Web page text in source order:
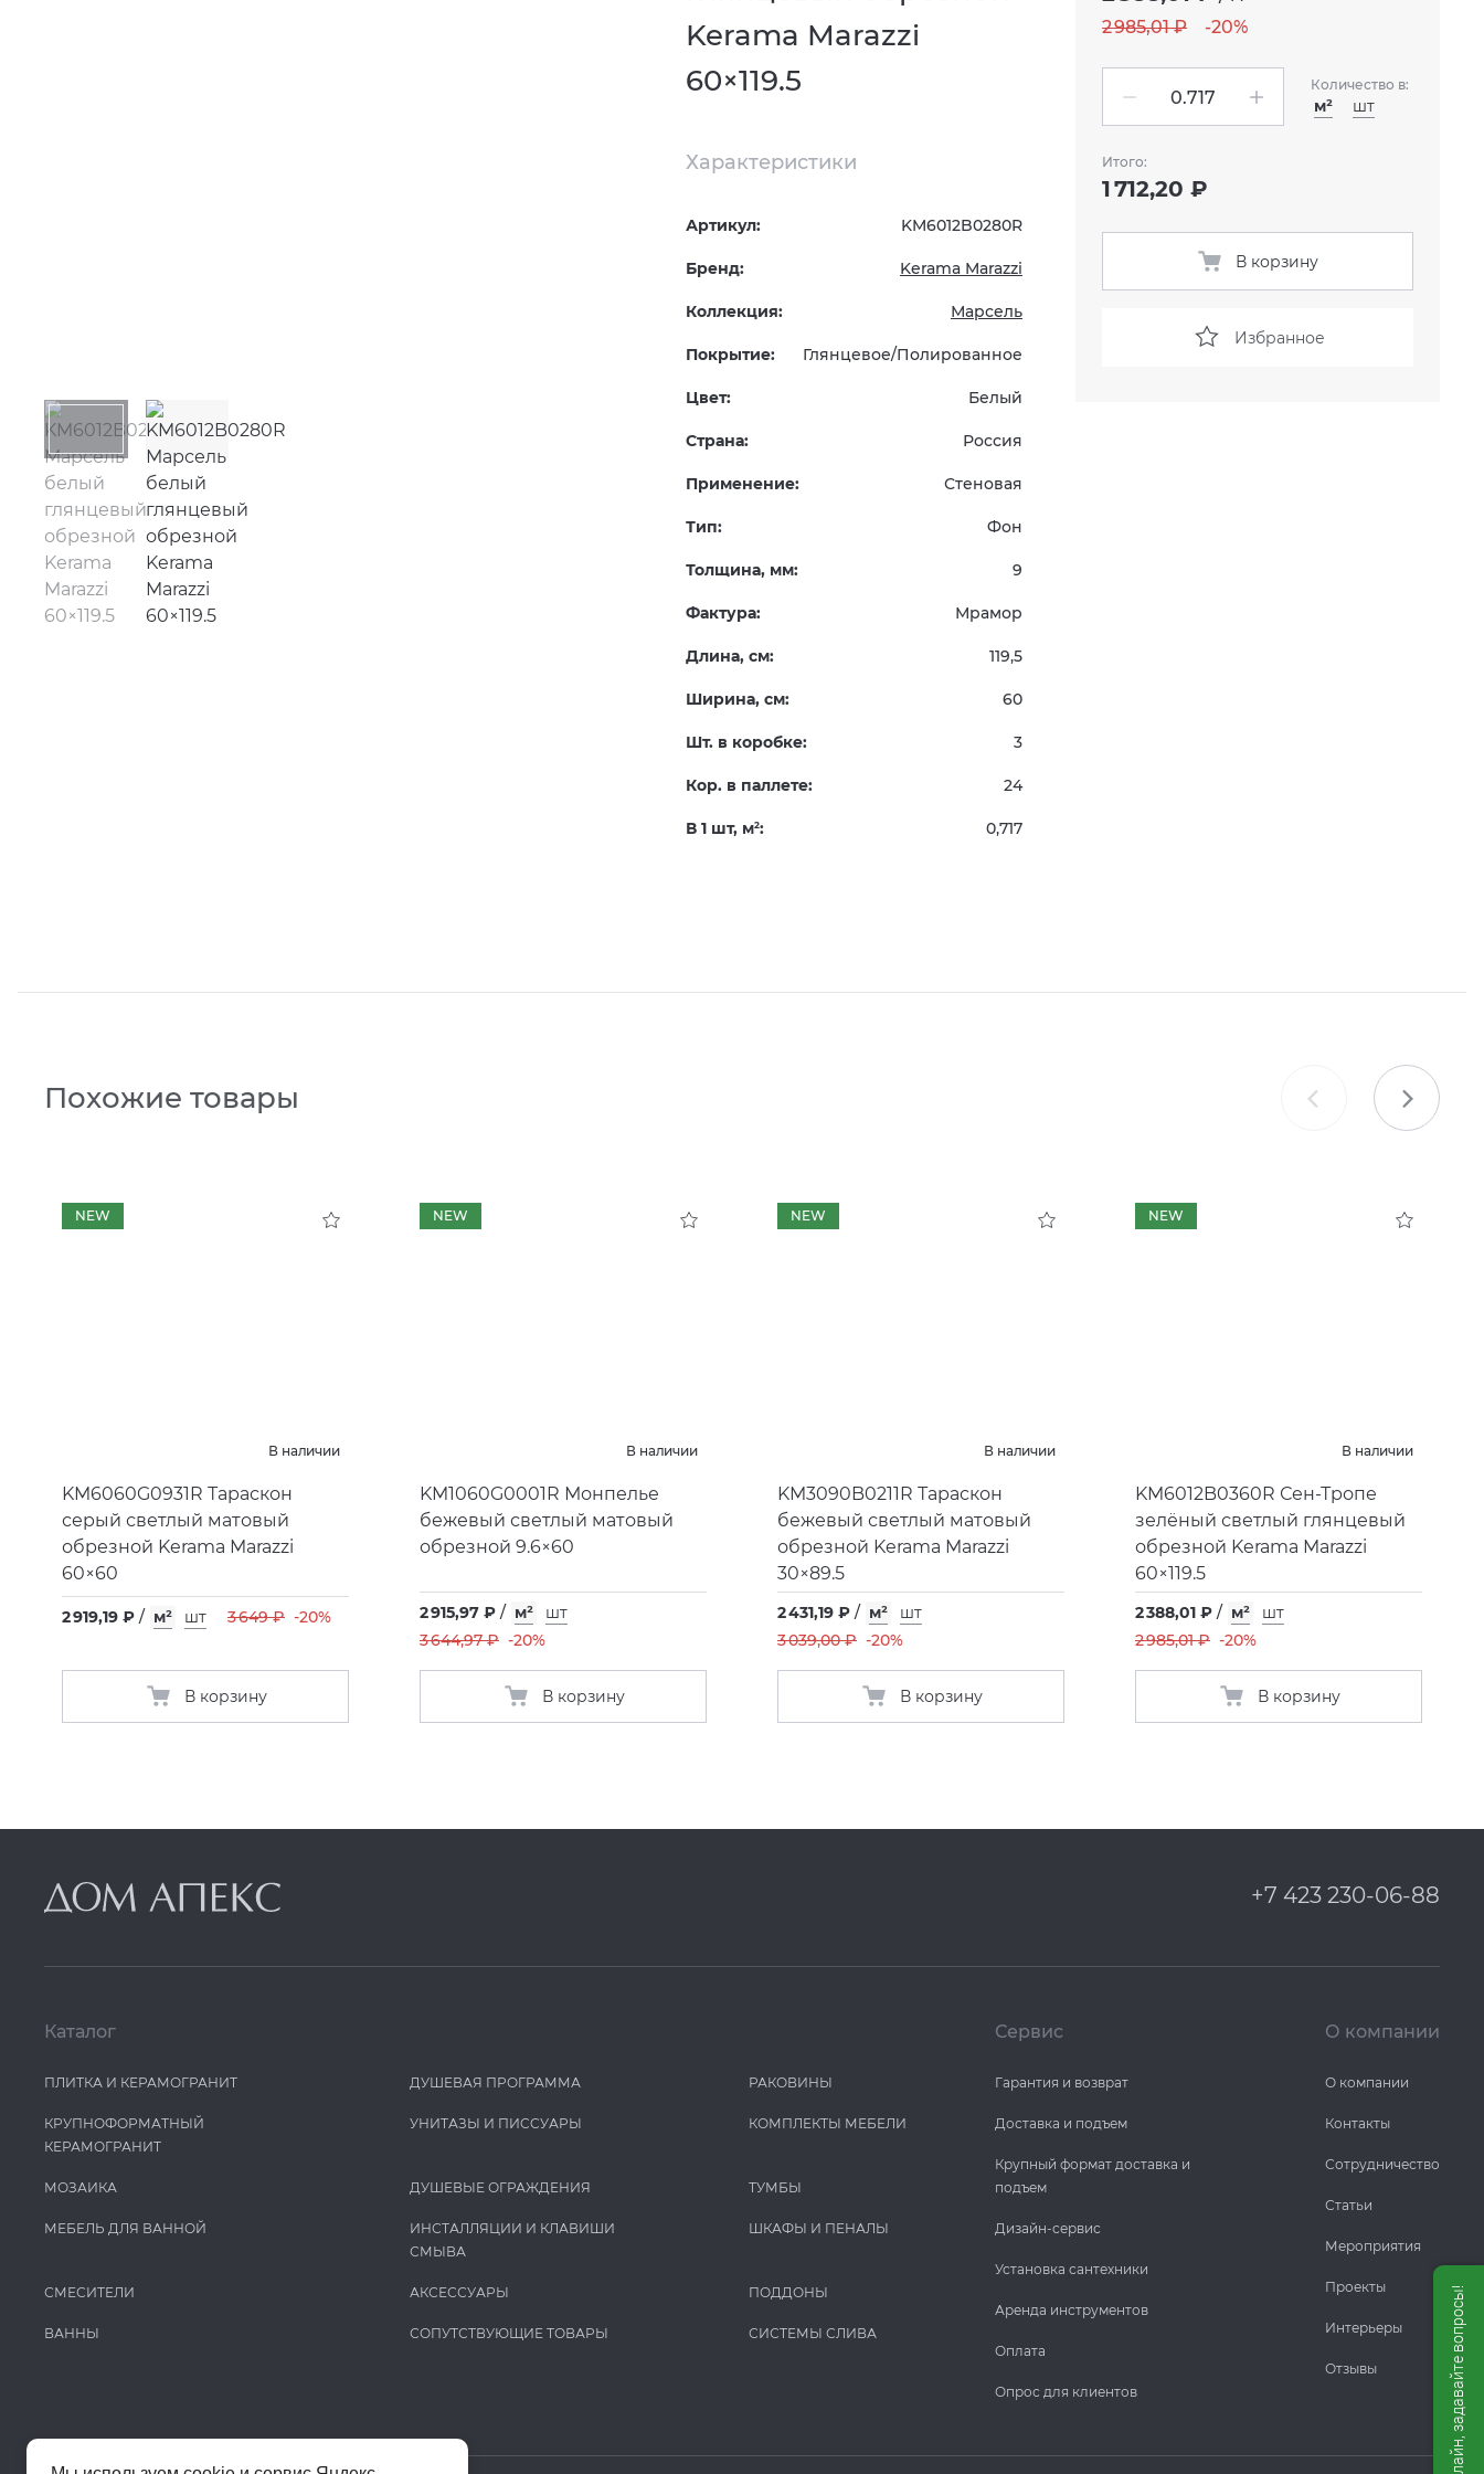
Kerama Marazzi
60×119.5
Характеристики
Артикул: KM6012B0280R
Бренд: Kerama Marazzi
Коллекция: Марсель
Покрытие: Глянцевое/Полированное
Цвет: Белый
Страна: Россия
Применение: Стеновая
Тип: Фон
Толщина, мм: 9
Фактура: Мрамор
Длина, см: 119,5
Ширина, см: 60
Шт. в коробке: 3
Кор. в паллете: 24
В 1 шт, м2: 0,717
2 985,01 ₽
-20%
Количество в:
м² шт
Итого:
1 712,20 ₽
В корзину
Избранное
Похожие товары
NEW
В наличии
KM6060G0931R Тараскон
серый светлый матовый
обрезной Kerama Marazzi
60×60
2 919,19 ₽ / м² шт 3 649 ₽ -20%
В корзину
NEW
В наличии
KM1060G0001R Монпелье
бежевый светлый матовый
обрезной 9.6×60
2 915,97 ₽ / м²
шт
3 644,97 ₽ -20%
В корзину
NEW
В наличии
KM3090B0211R Тараскон
бежевый светлый матовый
обрезной Kerama Marazzi
30×89.5
2 431,19 ₽ / м²
шт
3 039,00 ₽ -20%
В корзину
NEW
В наличии
KM6012B0360R Сен-Тропе
зелёный светлый глянцевый
обрезной Kerama Marazzi
60×119.5
2 388,01 ₽ / м²
шт
2 985,01 ₽ -20%
В корзину
+7 423 230-06-88
Каталог
ПЛИТКА И КЕРАМОГРАНИТ
КРУПНОФОРМАТНЫЙ
КЕРАМОГРАНИТ
МОЗАИКА
МЕБЕЛЬ ДЛЯ ВАННОЙ
СМЕСИТЕЛИ
ВАННЫ
ДУШЕВАЯ ПРОГРАММА
УНИТАЗЫ И ПИCCУАРЫ
ДУШЕВЫЕ ОГРАЖДЕНИЯ
ИНСТАЛЛЯЦИИ И КЛАВИШИ
СМЫВА
АКСЕССУАРЫ
СОПУТСТВУЮЩИЕ ТОВАРЫ
РАКОВИНЫ
КОМПЛЕКТЫ МЕБЕЛИ
ТУМБЫ
ШКАФЫ И ПЕНАЛЫ
ПОДДОНЫ
СИСТЕМЫ СЛИВА
Сервис
Гарантия и возврат
Доставка и подъем
Крупный формат доставка и
подъем
Дизайн-сервис
Установка сантехники
Аренда инструментов
Оплата
Опрос для клиентов
О компании
О компании
Контакты
Сотрудничество
Статьи
Мероприятия
Проекты
Интерьеры
Отзывы Мы онлайн, задавайте вопросы!